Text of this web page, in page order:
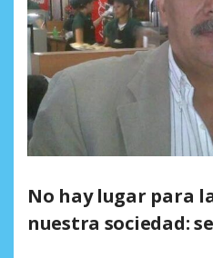
No hay lugar para
nuestra sociedad: